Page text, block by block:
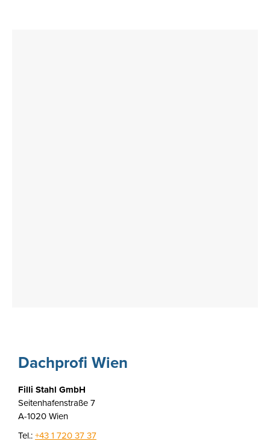
Dachprofi Wien
Filli Stahl GmbH
Seitenhafenstraße 7
A-1020 Wien
Tel.:+43 1 720 37 37